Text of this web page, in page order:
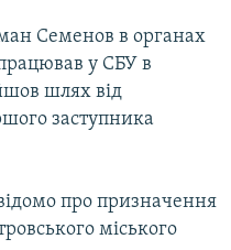
Семенов в органах
у СБУ в
шлях від
заступника
про призначення
міського